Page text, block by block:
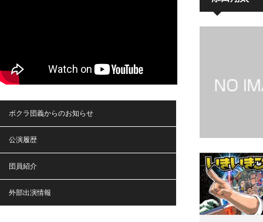
ボクラ団義からのお知らせ
公演履歴
団員紹介
外部出演情報